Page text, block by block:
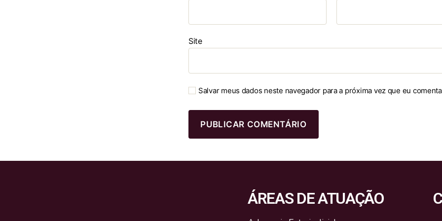
Site
Salvar meus dados neste navegador para a próxima vez que eu
ÁREAS DE ATUAÇÃO